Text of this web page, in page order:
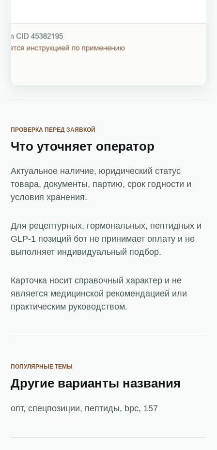
ПРОВЕРКА ПЕРЕД ЗАЯВКОЙ
Что уточняет оператор
Актуальное наличие, юридический статус
товара, документы, партию, срок годности и
условия хранения.
Для рецептурных, гормональных, пептидных и
GLP-1 позиций бот не принимает оплату и не
выполняет индивидуальный подбор.
Карточка носит справочный характер и не
является медицинской рекомендацией или
практическим руководством.
ПОПУЛЯРНЫЕ ТЕМЫ
Другие варианты названия
опт, спецпозиции, пептиды, bpc, 157